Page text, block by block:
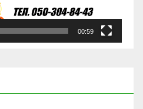
00:59